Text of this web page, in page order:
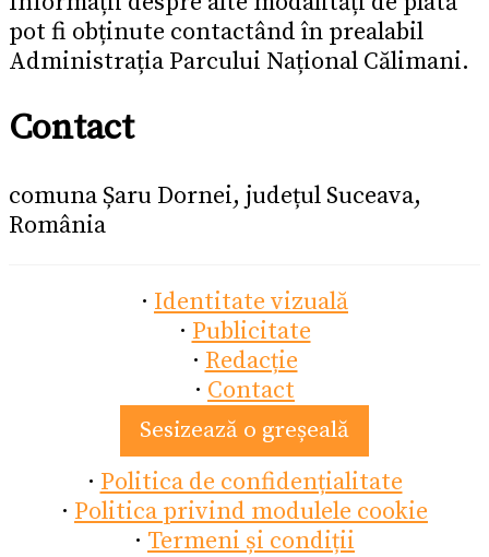
pot fi obținute contactând în prealabil
Administrația Parcului Național Călimani.
Contact
comuna Șaru Dornei, județul Suceava,
România
· Identitate vizuală
· Publicitate
· Redacție
· Contact
Sesizează o greșeală
· Politica de confidențialitate
· Politica privind modulele cookie
· Termeni și condiții